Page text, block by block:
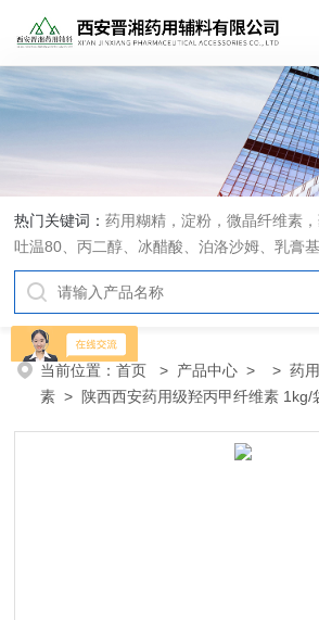
热门关键词：药用糊精，淀粉，微晶纤维素
吐温80、丙二醇、冰醋酸、泊洛沙姆、乳膏
糊精、硬脂酸镁、聚丙烯酸树脂系列、羧甲
钠、可溶性淀粉、甘露醇、羟丙纤维素、羟
交联聚维酮、交联羧甲基纤维素钠、聚乙二醇
硅、聚乙烯吡咯烷酮、十八醇、十六醇、预
甲基纤维素、乙基纤维素，三氯蔗糖，麝香
当前位置：首页 > 产品中心 > >药
素 > 陕西西安药用级羟丙甲纤维素 1kg/